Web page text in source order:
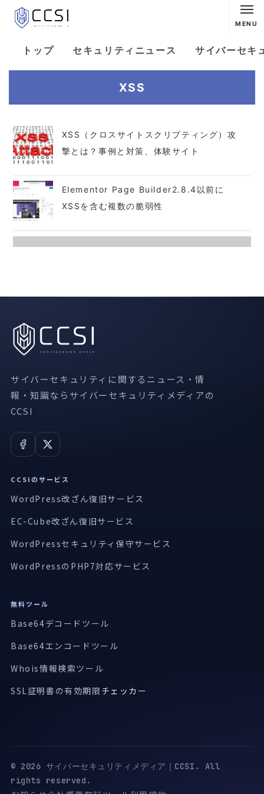
MENU
トップ セキュリティニュース サイバーセキ
XSS
XSS（クロスサイトスクリプティング）攻
撃とは？事例と対策、体験サイト
Elementor Page Builder2.8.4以前に
XSSを含む複数の脆弱性
サイバーセキュリティに関するニュース・情
報・知識ならサイバーセキュリティメディアの
CCSI
CCSIのサービス
WordPress改ざん復旧サービス
EC-Cube改ざん復旧サービス
WordPressセキュリティ保守サービス
WordPressのPHP7対応サービス
無料ツール
Base64デコードツール
Base64エンコードツール
Whois情報検索ツール
SSL証明書の有効期限 チェッカー
© 2026 サイバーセキュリティメディア｜CCSI. All
rights reserved.